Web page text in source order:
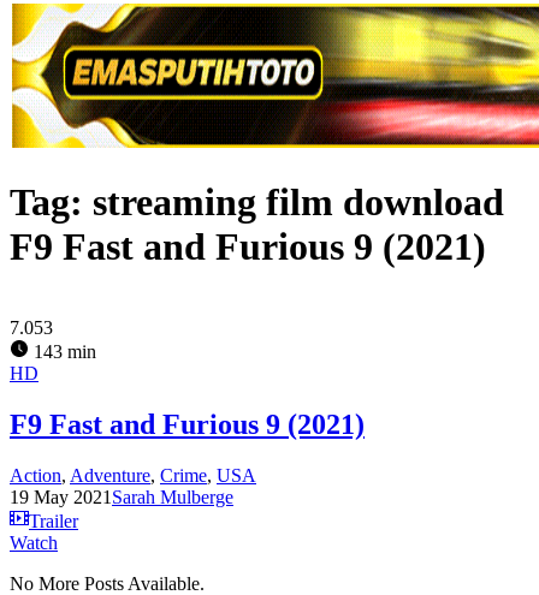
Tag: streaming film download
F9 Fast and Furious 9 (2021)
7.053
143 min
HD
F9 Fast and Furious 9 (2021)
Action, Adventure, Crime, USA
19 May 2021 Sarah Mulberge
Trailer
Watch
No More Posts Available.